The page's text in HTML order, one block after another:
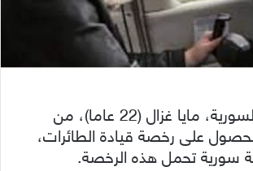
تمكنت اللاجئة السورية، مايا غزال (22 عاما)، من
على رخصة قيادة الطائرات،
سورية تحمل هذه الرخصة.